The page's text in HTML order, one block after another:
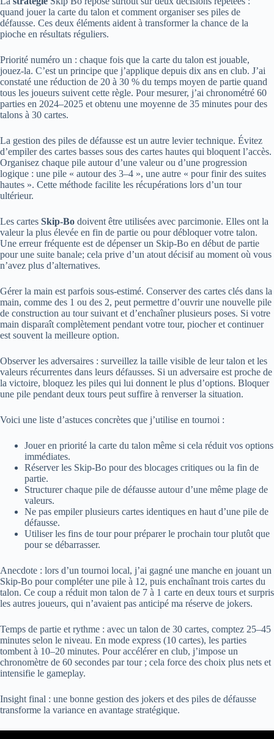
quand jouer la carte du talon et comment organiser ses piles de
défausse. Ces deux éléments aident à transformer la chance de la
pioche en résultats réguliers.
Priorité numéro un : chaque fois que la carte du talon est jouable,
jouez-la. C’est un principe que j’applique depuis dix ans en club. J’ai
constaté une réduction de 20 à 30 % du temps moyen de partie quand
tous les joueurs suivent cette règle. Pour mesurer, j’ai chronométré 60
parties en 2024–2025 et obtenu une moyenne de 35 minutes pour des
talons à 30 cartes.
La gestion des piles de défausse est un autre levier technique. Évitez
d’empiler des cartes basses sous des cartes hautes qui bloquent l’accès.
Organisez chaque pile autour d’une valeur ou d’une progression
logique : une pile « autour des 3–4 », une autre « pour finir des suites
hautes ». Cette méthode facilite les récupérations lors d’un tour
ultérieur.
Les cartes Skip-Bo doivent être utilisées avec parcimonie. Elles ont la
valeur la plus élevée en fin de partie ou pour débloquer votre talon.
Une erreur fréquente est de dépenser un Skip-Bo en début de partie
pour une suite banale; cela prive d’un atout décisif au moment où vous
n’avez plus d’alternatives.
Gérer la main est parfois sous-estimé. Conserver des cartes clés dans la
main, comme des 1 ou des 2, peut permettre d’ouvrir une nouvelle pile
de construction au tour suivant et d’enchaîner plusieurs poses. Si votre
main disparaît complètement pendant votre tour, piocher et continuer
est souvent la meilleure option.
Observer les adversaires : surveillez la taille visible de leur talon et les
valeurs récurrentes dans leurs défausses. Si un adversaire est proche de
la victoire, bloquez les piles qui lui donnent le plus d’options. Bloquer
une pile pendant deux tours peut suffire à renverser la situation.
Voici une liste d’astuces concrètes que j’utilise en tournoi :
Jouer en priorité la carte du talon même si cela réduit vos options
immédiates.
Réserver les Skip-Bo pour des blocages critiques ou la fin de
partie.
Structurer chaque pile de défausse autour d’une même plage de
valeurs.
Ne pas empiler plusieurs cartes identiques en haut d’une pile de
défausse.
Utiliser les fins de tour pour préparer le prochain tour plutôt que
pour se débarrasser.
Anecdote : lors d’un tournoi local, j’ai gagné une manche en jouant un
Skip-Bo pour compléter une pile à 12, puis enchaînant trois cartes du
talon. Ce coup a réduit mon talon de 7 à 1 carte en deux tours et surpris
les autres joueurs, qui n’avaient pas anticipé ma réserve de jokers.
Temps de partie et rythme : avec un talon de 30 cartes, comptez 25–45
minutes selon le niveau. En mode express (10 cartes), les parties
tombent à 10–20 minutes. Pour accélérer en club, j’impose un
chronomètre de 60 secondes par tour ; cela force des choix plus nets et
intensifie le gameplay.
Insight final : une bonne gestion des jokers et des piles de défausse
transforme la variance en avantage stratégique.